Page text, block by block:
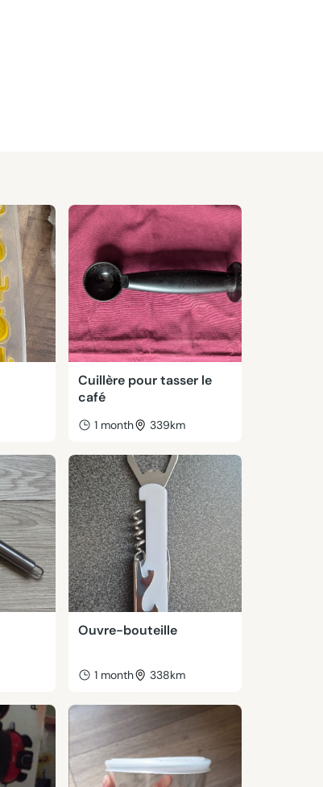
Cuillère pour tasser le
café
1 month 339km
Ouvre-bouteille
1 month 338km